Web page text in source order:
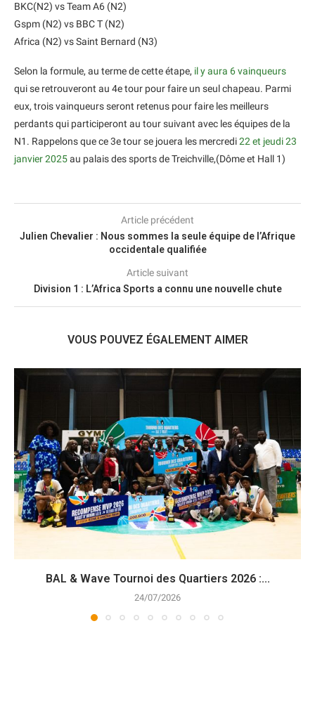
BKC(N2) vs Team A6 (N2)
Gspm (N2) vs BBC T (N2)
Africa (N2) vs Saint Bernard (N3)
Selon la formule, au terme de cette étape, il y aura 6 vainqueurs
qui se retrouveront au 4e tour pour faire un seul chapeau. Parmi
eux, trois vainqueurs seront retenus pour faire les meilleurs
perdants qui participeront au tour suivant avec les équipes de la
N1. Rappelons que ce 3e tour se jouera les mercredi22 et jeudi 23
janvier 2025au palais des sports de Treichville,(Dôme et Hall 1)
Article précédent
Julien Chevalier : Nous sommes la seule équipe de l’Afrique
occidentale qualifiée
Article suivant
Division 1 : L’Africa Sports a connu une nouvelle chute
VOUS POUVEZ ÉGALEMENT AIMER
BAL & Wave Tournoi des Quartiers 2026 :...
24/07/2026